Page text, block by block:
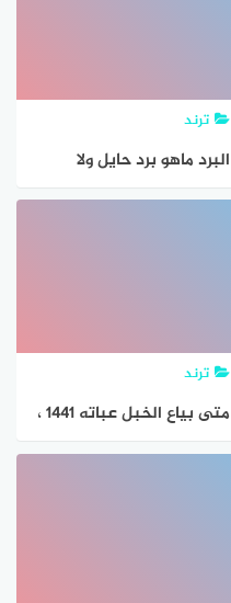
ترند
البرد ماهو برد حايل ولا
الجوف
ترند
متى بياع الخبل عباته 1441 ،
متى وقت برد بياع الخيل